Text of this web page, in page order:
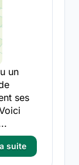
un
ses
suite